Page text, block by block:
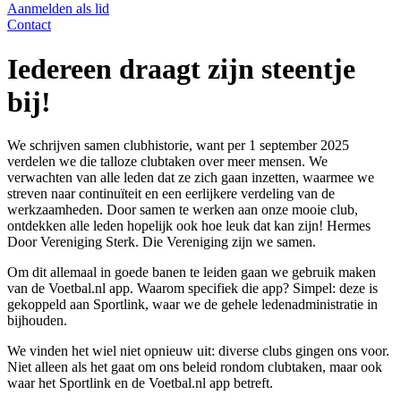
Aanmelden als lid
Contact
Iedereen draagt zijn steentje
bij!
We schrijven samen clubhistorie, want per 1 september 2025
verdelen we die talloze clubtaken over meer mensen. We
verwachten van alle leden dat ze zich gaan inzetten, waarmee we
streven naar continuïteit en een eerlijkere verdeling van de
werkzaamheden. Door samen te werken aan onze mooie club,
ontdekken alle leden hopelijk ook hoe leuk dat kan zijn! Hermes
Door Vereniging Sterk. Die Vereniging zijn we samen.
Om dit allemaal in goede banen te leiden gaan we gebruik maken
van de Voetbal.nl app. Waarom specifiek die app? Simpel: deze is
gekoppeld aan Sportlink, waar we de gehele ledenadministratie in
bijhouden.
We vinden het wiel niet opnieuw uit: diverse clubs gingen ons voor.
Niet alleen als het gaat om ons beleid rondom clubtaken, maar ook
waar het Sportlink en de Voetbal.nl app betreft.